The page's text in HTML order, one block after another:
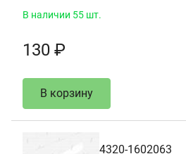
В наличии 55 шт.
130 ₽
В корзину
4320-1602063